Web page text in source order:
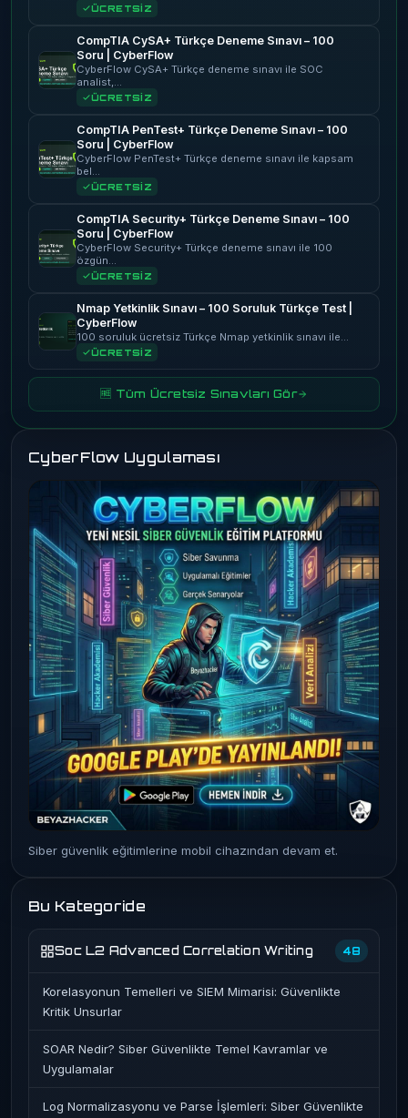
ÜCRETSİZ
CompTIA CySA+ Türkçe Deneme Sınavı – 100
Soru | CyberFlow
CyberFlow CySA+ Türkçe deneme sınavı ile SOC
analist,…
ÜCRETSİZ
CompTIA PenTest+ Türkçe Deneme Sınavı – 100
Soru | CyberFlow
CyberFlow PenTest+ Türkçe deneme sınavı ile kapsam
bel…
ÜCRETSİZ
CompTIA Security+ Türkçe Deneme Sınavı – 100
Soru | CyberFlow
CyberFlow Security+ Türkçe deneme sınavı ile 100
özgün…
ÜCRETSİZ
Nmap Yetkinlik Sınavı – 100 Soruluk Türkçe Test |
CyberFlow
100 soruluk ücretsiz Türkçe Nmap yetkinlik sınavı ile…
ÜCRETSİZ
🆓 Tüm Ücretsiz Sınavları Gör
CyberFlow Uygulaması
Siber güvenlik eğitimlerine mobil cihazından devam et.
Bu Kategoride
Soc L2 Advanced Correlation Writing 48
Korelasyonun Temelleri ve SIEM Mimarisi: Güvenlikte
Kritik Unsurlar
SOAR Nedir? Siber Güvenlikte Temel Kavramlar ve
Uygulamalar
Log Normalizasyonu ve Parse İşlemleri: Siber Güvenlikte